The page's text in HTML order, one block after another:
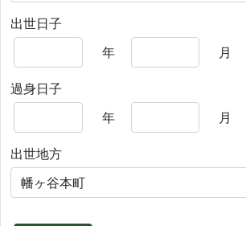
出世日子
年
月
過身日子
年
月
出世地方